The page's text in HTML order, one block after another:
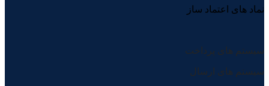
نماد های اعتماد ساز
سیستم های پرداخت
سیستم های ارسال